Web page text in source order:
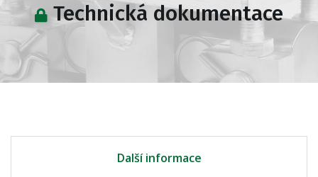
Technická dokumentace
Další informace